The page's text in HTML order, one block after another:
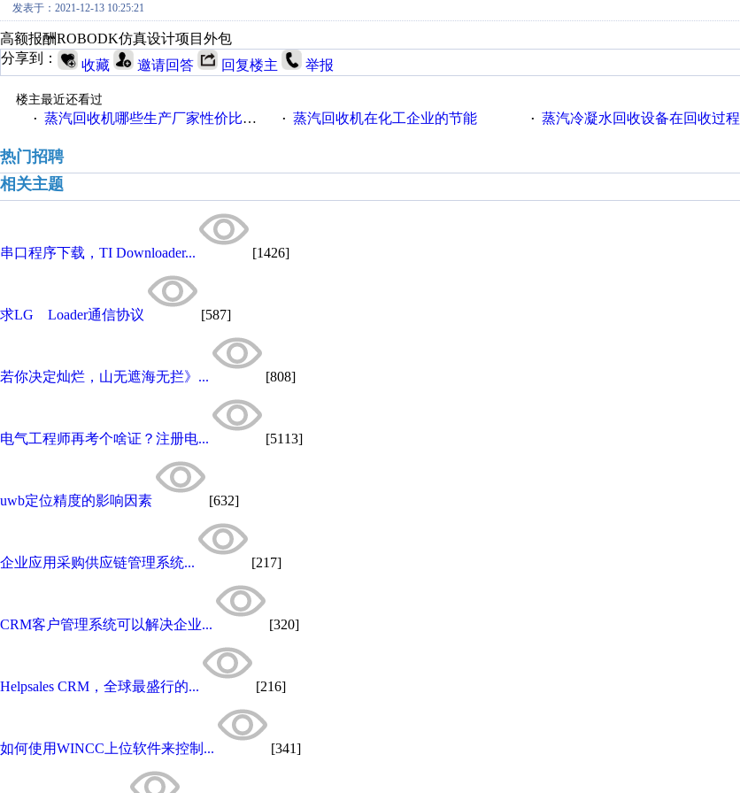
发表于：2021-12-13 10:25:21
高额报酬ROBODK仿真设计项目外包
分享到：
收藏 邀请回答 回复楼主 举报
楼主最近还看过
· 蒸汽回收机哪些生产厂家性价比高一些 · 蒸汽回收机在化工企业的节能 · 蒸汽冷凝水回收设备在回收过程中的运行要点
热门招聘
相关主题
串口程序下载，TI Downloader... [1426]
求LG Loader通信协议 [587]
若你决定灿烂，山无遮海无拦》... [808]
电气工程师再考个啥证？注册电... [5113]
uwb定位精度的影响因素 [632]
企业应用采购供应链管理系统... [217]
CRM客户管理系统可以解决企业... [320]
Helpsales CRM，全球最盛行的... [216]
如何使用WINCC上位软件来控制... [341]